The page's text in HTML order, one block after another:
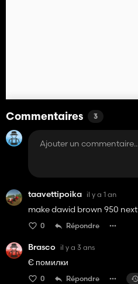
Commentaires 3
taavettipoika il y a 1 an
make dawid brown 950 next
0 Répondre
Brasco il y a 3 ans
Є помилки
0 Répondre